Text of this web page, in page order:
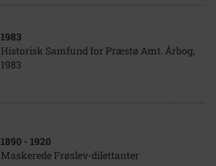
1983
Historisk Samfund for Præstø Amt. Årbog,
1983
1890 - 1920
Maskerede Frøslev-dilettanter